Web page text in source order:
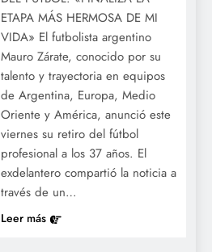
ETAPA MÁS HERMOSA DE MI
VIDA» El futbolista argentino
Mauro Zárate, conocido por su
talento y trayectoria en equipos
de Argentina, Europa, Medio
Oriente y América, anunció este
viernes su retiro del fútbol
profesional a los 37 años. El
exdelantero compartió la noticia a
través de un…
Leer más